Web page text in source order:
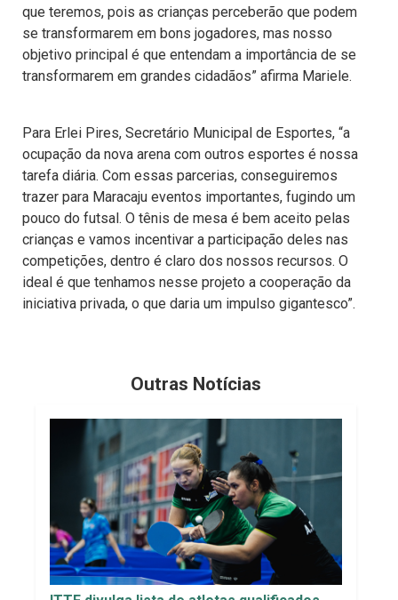
que teremos, pois as crianças perceberão que podem
se transformarem em bons jogadores, mas nosso
objetivo principal é que entendam a importância de se
transformarem em grandes cidadãos” afirma Mariele.
Para Erlei Pires, Secretário Municipal de Esportes, “a
ocupação da nova arena com outros esportes é nossa
tarefa diária. Com essas parcerias, conseguiremos
trazer para Maracaju eventos importantes, fugindo um
pouco do futsal. O tênis de mesa é bem aceito pelas
crianças e vamos incentivar a participação deles nas
competições, dentro é claro dos nossos recursos. O
ideal é que tenhamos nesse projeto a cooperação da
iniciativa privada, o que daria um impulso gigantesco”.
Outras Notícias